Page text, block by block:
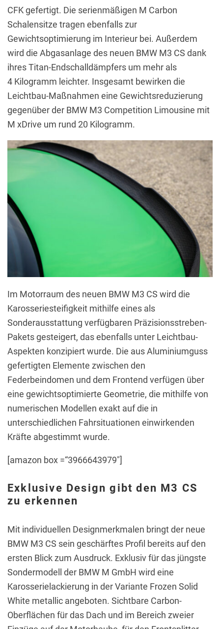
CFK gefertigt. Die serienmäßigen M Carbon
Schalensitze tragen ebenfalls zur
Gewichtsoptimierung im Interieur bei. Außerdem
wird die Abgasanlage des neuen BMW M3 CS dank
ihres Titan-Endschalldämpfers um mehr als
4 Kilogramm leichter. Insgesamt bewirken die
Leichtbau-Maßnahmen eine Gewichtsreduzierung
gegenüber der BMW M3 Competition Limousine mit
M xDrive um rund 20 Kilogramm.
Im Motorraum des neuen BMW M3 CS wird die
Karosseriesteifigkeit mithilfe eines als
Sonderausstattung verfügbaren Präzisionsstreben-
Pakets gesteigert, das ebenfalls unter Leichtbau-
Aspekten konzipiert wurde. Die aus Aluminiumguss
gefertigten Elemente zwischen den
Federbeindomen und dem Frontend verfügen über
eine gewichtsoptimierte Geometrie, die mithilfe von
numerischen Modellen exakt auf die in
unterschiedlichen Fahrsituationen einwirkenden
Kräfte abgestimmt wurde.
[amazon box =“3966643979″]
Exklusive Design gibt den M3 CS
zu erkennen
Mit individuellen Designmerkmalen bringt der neue
BMW M3 CS sein geschärftes Profil bereits auf den
ersten Blick zum Ausdruck. Exklusiv für das jüngste
Sondermodell der BMW M GmbH wird eine
Karosserielackierung in der Variante Frozen Solid
White metallic angeboten. Sichtbare Carbon-
Oberflächen für das Dach und im Bereich zweier